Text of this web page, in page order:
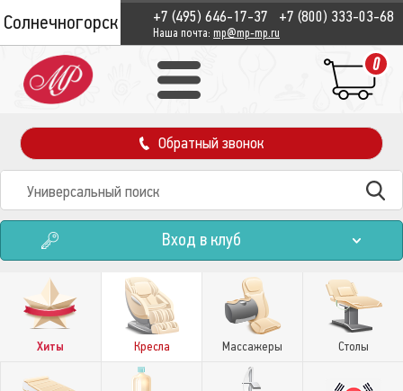
Солнечногорск +7 (495) 646-17-37 +7 (800) 333-03-68
Наша почта: mp@mp-mp.ru
0
Обратный звонок
Вход в клуб
Хиты Кресла Массажеры Столы